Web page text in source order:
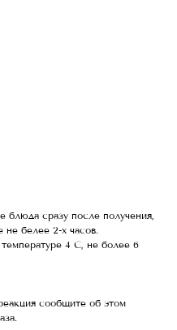
блюда сразу после получения,
не белее 2-х часов.
4 С, не более 6
сообщите об этом